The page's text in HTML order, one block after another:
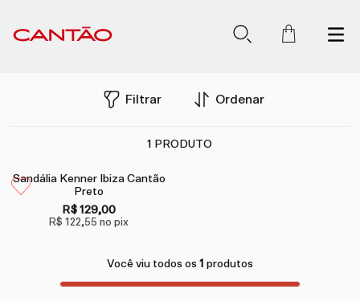
Filtrar Ordenar
1 PRODUTO
Sandália Kenner Ibiza Cantão
Preto
R$ 129,00
R$ 122,55 no pix
Você viu todos os 1 produtos